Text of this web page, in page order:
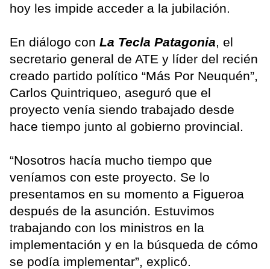
hoy les impide acceder a la jubilación.
En diálogo con La Tecla Patagonia, el
secretario general de ATE y líder del recién
creado partido político “Más Por Neuquén”,
Carlos Quintriqueo, aseguró que el
proyecto venía siendo trabajado desde
hace tiempo junto al gobierno provincial.
“Nosotros hacía mucho tiempo que
veníamos con este proyecto. Se lo
presentamos en su momento a Figueroa
después de la asunción. Estuvimos
trabajando con los ministros en la
implementación y en la búsqueda de cómo
se podía implementar”, explicó.